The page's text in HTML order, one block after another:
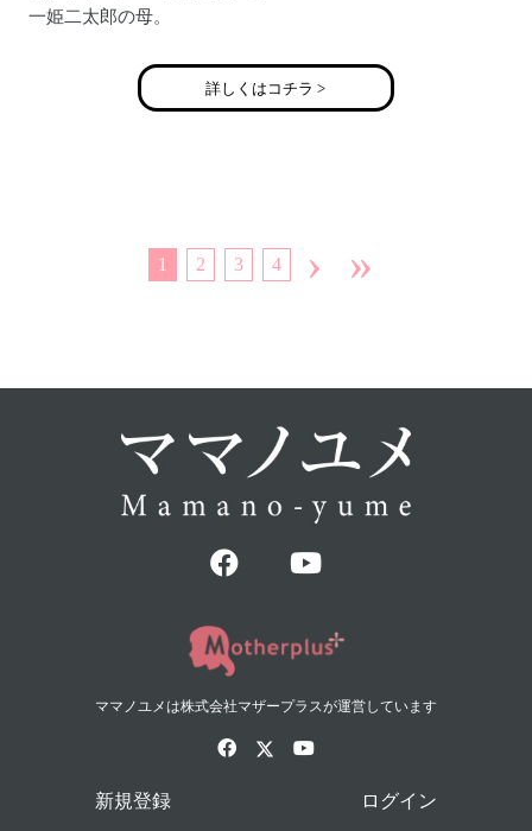
一姫二太郎の母。
詳しくはコチラ >
1 2 3 4 › »
ママノユメは株式会社マザープラスが運営しています
新規登録 ログイン